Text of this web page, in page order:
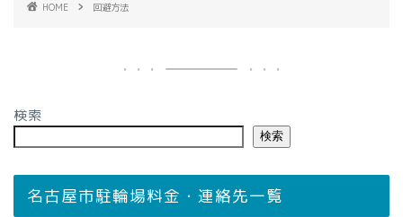
HOME 回避方法
検索
検索
名古屋市駐輪場料金・連絡先一覧